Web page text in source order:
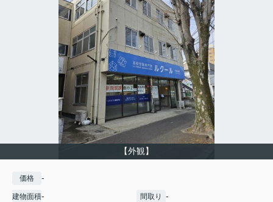
【外観】
価格 -
建物面積- 間取り -